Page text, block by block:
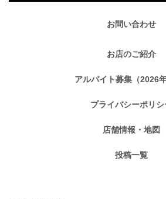
お問い合わせ
お店のご紹介
アルバイト募集（2026年
プライバシーポリシ
店舗情報・地図
投稿一覧